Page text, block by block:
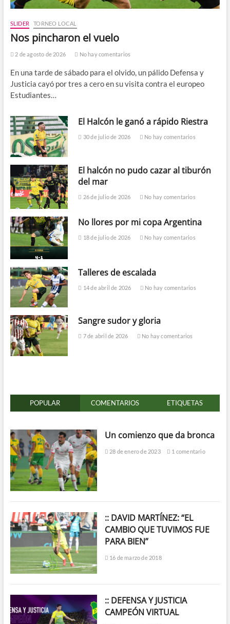
SLIDER TORNEO LOCAL
Nos pincharon el vuelo
2 de agosto de 2026 No hay comentarios
En una tarde de sábado para el olvido, un pálido Defensa y
Justicia cayó por tres a cero en su visita contra el europeo
Estudiantes…
El Halcón le ganó a rápido Riestra
30 de julio de 2026 No hay comentarios
El halcón no pudo cazar al tiburón
del mar
26 de julio de 2026 No hay comentarios
No llores por mi copa Argentina
18 de julio de 2026 No hay comentarios
Talleres de escalada
14 de abril de 2026 No hay comentarios
Sangre sudor y gloria
7 de abril de 2026 No hay comentarios
POPULAR COMENTARIOS ETIQUETAS
Un comienzo que da bronca
28 de enero de 2023 1 comentario
:: DAVID MARTÍNEZ: “EL
CAMBIO QUE TUVIMOS FUE
PARA BIEN”
16 de marzo de 2018
:: DEFENSA Y JUSTICIA
CAMPEÓN VIRTUAL